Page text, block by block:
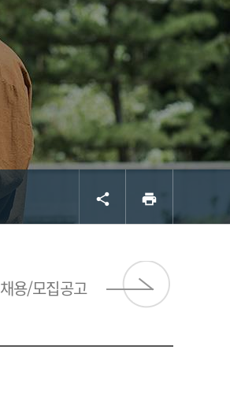
서브
share print
채용/모집공고